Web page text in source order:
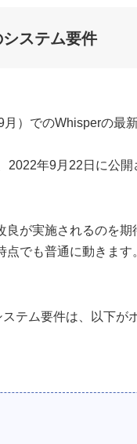
ステム要件
）でのWhisperの最
2022年9月22日に公開
良が実施されるのを期
点でも普通に動きます
テム要件は、以下が